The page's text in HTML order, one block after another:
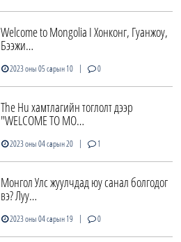
Welcome to Mongolia I Хонконг, Гуанжоу,
Бээжи…
2023 оны 05 сарын 10 | 0
The Hu хамтлагийн тоглолт дээр
"WELCOME TO MO…
2023 оны 04 сарын 20 | 1
Монгол Улс жуулчдад юу санал болгодог
вэ? Луу…
2023 оны 04 сарын 19 | 0